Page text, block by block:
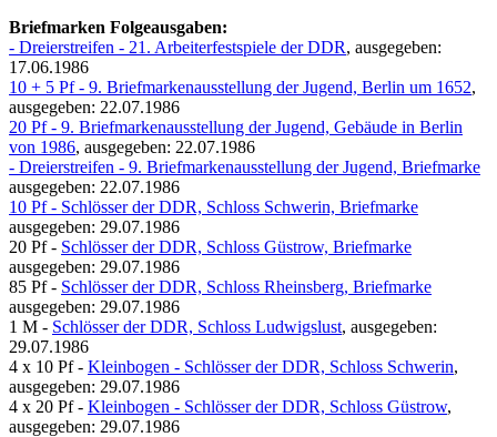
Briefmarken Folgeausgaben:
- Dreierstreifen - 21. Arbeiterfestspiele der DDR, ausgegeben:
17.06.1986
10 + 5 Pf - 9. Briefmarkenausstellung der Jugend, Berlin um 1652,
ausgegeben: 22.07.1986
20 Pf - 9. Briefmarkenausstellung der Jugend, Gebäude in Berlin
von 1986, ausgegeben: 22.07.1986
- Dreierstreifen - 9. Briefmarkenausstellung der Jugend, Briefmarke
ausgegeben: 22.07.1986
10 Pf - Schlösser der DDR, Schloss Schwerin, Briefmarke
ausgegeben: 29.07.1986
20 Pf - Schlösser der DDR, Schloss Güstrow, Briefmarke
ausgegeben: 29.07.1986
85 Pf - Schlösser der DDR, Schloss Rheinsberg, Briefmarke
ausgegeben: 29.07.1986
1 M - Schlösser der DDR, Schloss Ludwigslust, ausgegeben:
29.07.1986
4 x 10 Pf - Kleinbogen - Schlösser der DDR, Schloss Schwerin,
ausgegeben: 29.07.1986
4 x 20 Pf - Kleinbogen - Schlösser der DDR, Schloss Güstrow,
ausgegeben: 29.07.1986